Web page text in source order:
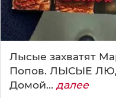
Лысые захватят
Попов. ЛЫСЫЕ
Домой... далее